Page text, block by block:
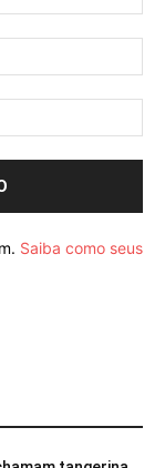
Saiba como seus